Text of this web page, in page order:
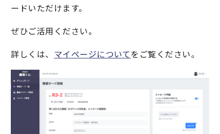
ードいただけます。
ぜひご活用ください。
詳しくは、 マイページについてをご覧ください。